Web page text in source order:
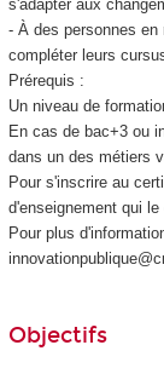
s'adapter aux
- À des personnes en
compléter leurs
Prérequis :
Un niveau de
En cas de bac+3 ou
dans un des métiers
Pour s'inscrire au
d'enseignementqui le
Pour plus
Objectifs